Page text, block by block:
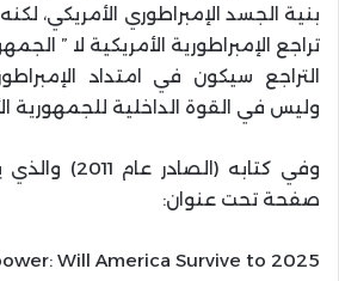
بنية الجسد الإمبراطوري الأمريكي،
تراجع الإمبراطورية الأمريكية لا ”
التراجع سيكون في امتداد
وليس في القوة الداخلية للجمهورية
صفحة تحت عنوان:
Will America Survive to 2025